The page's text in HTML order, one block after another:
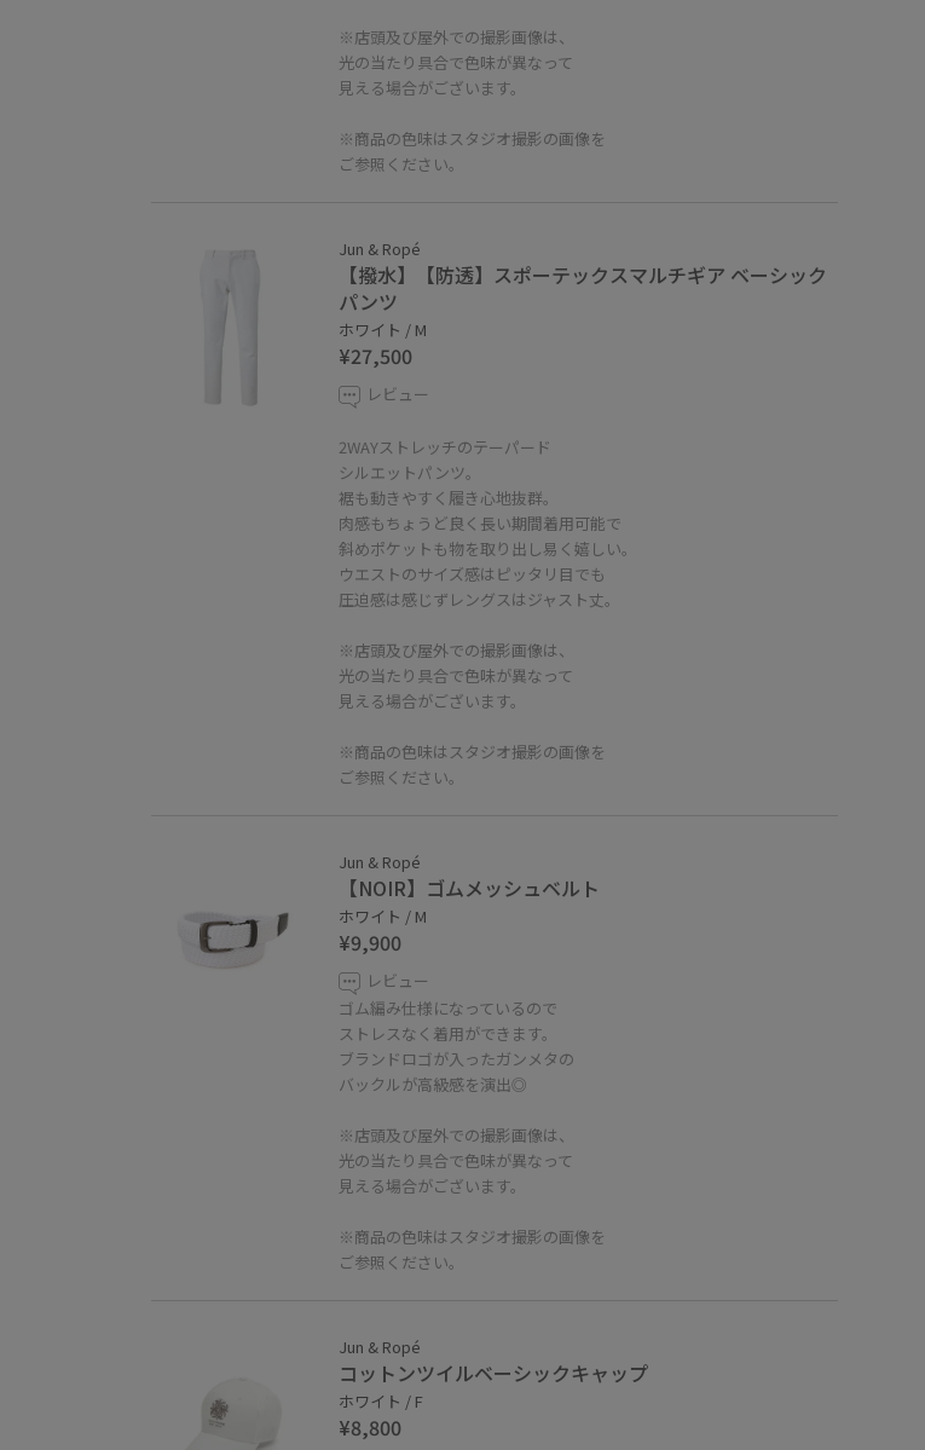
※店頭及び屋外での撮影画像は、
光の当たり具合で色味が異なって
見える場合がございます。
※商品の色味はスタジオ撮影の画像を
ご参照ください。
Jun & Ropé
【撥水】【防透】スポーテックスマルチギア ベーシック
パンツ
ホワイト / M
¥27,500
レビュー
2WAYストレッチのテーパード
シルエットパンツ。
裾も動きやすく履き心地抜群。
肉感もちょうど良く長い期間着用可能で
斜めポケットも物を取り出し易く嬉しい。
ウエストのサイズ感はピッタリ目でも
圧迫感は感じずレングスはジャスト丈。
※店頭及び屋外での撮影画像は、
光の当たり具合で色味が異なって
見える場合がございます。
※商品の色味はスタジオ撮影の画像を
ご参照ください。
Jun & Ropé
【NOIR】ゴムメッシュベルト
ホワイト / M
¥9,900
レビュー
ゴム編み仕様になっているので
ストレスなく着用ができます。
ブランドロゴが入ったガンメタの
バックルが高級感を演出◎
※店頭及び屋外での撮影画像は、
光の当たり具合で色味が異なって
見える場合がございます。
※商品の色味はスタジオ撮影の画像を
ご参照ください。
Jun & Ropé
コットンツイルベーシックキャップ
ホワイト / F
¥8,800